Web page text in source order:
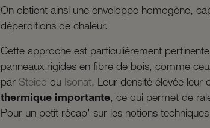
On obtient ainsi une enveloppe homogène,
déperditions de chaleur.
Cette approche est particulièrement
panneaux rigides en fibre de bois, comme
par Steico ou Isonat. Leur densité élevée leur
thermique importante, ce qui permet de
Pour un petit récap' sur les notions